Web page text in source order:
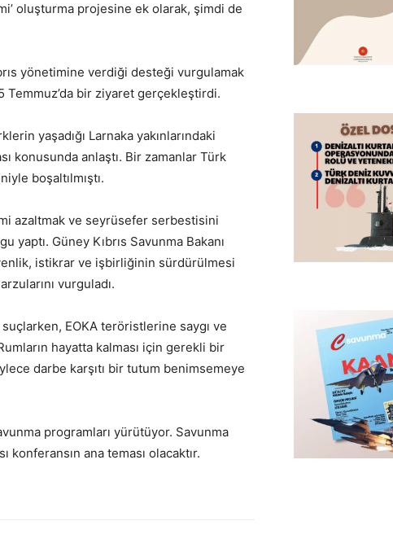
oluşturma projesine ek olarak, şimdi de
yönetimine verdiği desteği vurgulamak
Temmuz’da bir ziyaret gerçekleştirdi.
yaşadığı Larnaka yakınlarındaki
konusunda anlaştı. Bir zamanlar Türk
boşaltılmıştı.
azaltmak ve seyrüsefer serbestisini
yaptı. Güney Kıbrıs Savunma Bakanı
istikrar ve işbirliğinin sürdürülmesi
vurguladı.
EOKA teröristlerine saygı ve
hayatta kalması için gerekli bir
darbe karşıtı bir tutum benimsemeye
programları yürütüyor. Savunma
konferansın ana teması olacaktır.